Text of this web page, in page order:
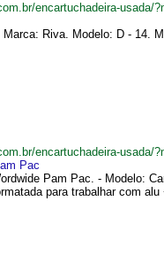
encartuchadeira-usada/
Riva. Modelo: D - 14.
encartuchadeira-usada/
Pac
Pam Pac. - Modelo:
para trabalhar com alu